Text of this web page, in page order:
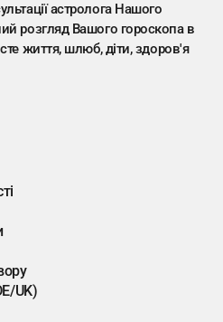
астролога Нашого
розгляд Вашого гороскопа в
життя, шлюб, діти, здоров'я
UK)